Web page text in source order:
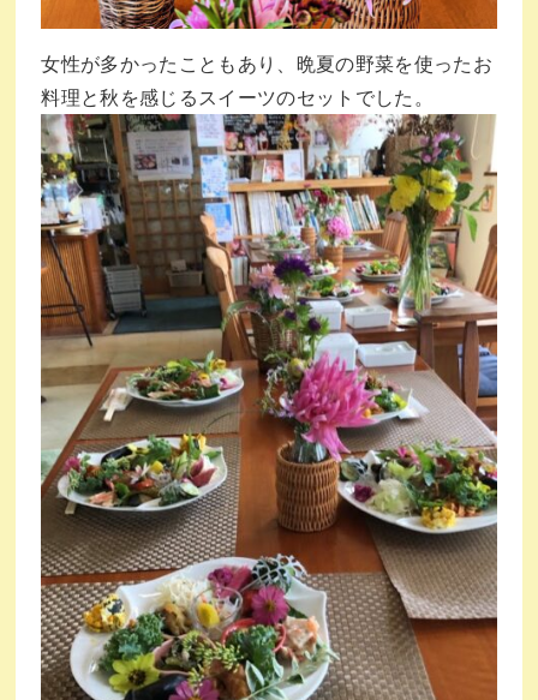
女性が多かったこともあり、晩夏の野菜を使ったお
料理と秋を感じるスイーツのセットでした。